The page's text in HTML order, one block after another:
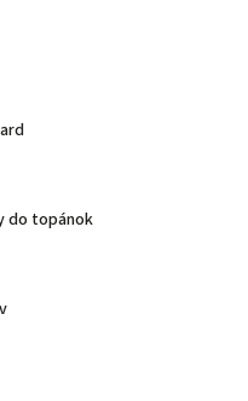
do topánok